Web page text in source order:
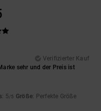
Verifizierter Kauf
sehr und der Preis ist
: 5/5 Größe: Perfekte Größe